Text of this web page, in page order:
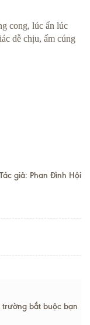
cong, lúc ẩn lúc
dễ chịu, ấm cúng
Tác giả: Phan Đình Hội
trường bắt buộc bạn